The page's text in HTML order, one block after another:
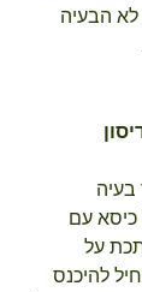
הבעיה
בעיה
כיסא עם
על
להיכנס